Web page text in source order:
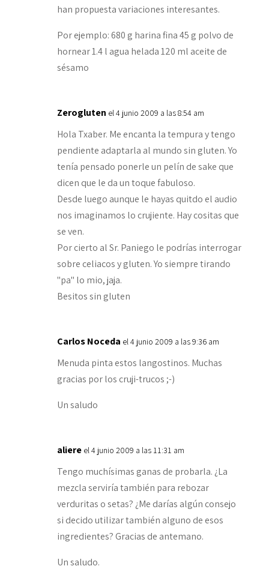
han propuesta variaciones interesantes.
Por ejemplo: 680 g harina fina 45 g polvo de
hornear 1.4 l agua helada 120 ml aceite de
sésamo
Zerogluten el 4 junio 2009 a las 8:54 am
Hola Txaber. Me encanta la tempura y tengo
pendiente adaptarla al mundo sin gluten. Yo
tenía pensado ponerle un pelín de sake que
dicen que le da un toque fabuloso.
Desde luego aunque le hayas quitdo el audio
nos imaginamos lo crujiente. Hay cositas que
se ven.
Por cierto al Sr. Paniego le podrías interrogar
sobre celiacos y gluten. Yo siempre tirando
"pa" lo mio, jaja.
Besitos sin gluten
Carlos Noceda el 4 junio 2009 a las 9:36 am
Menuda pinta estos langostinos. Muchas
gracias por los cruji-trucos ;-)
Un saludo
aliere el 4 junio 2009 a las 11:31 am
Tengo muchísimas ganas de probarla. ¿La
mezcla serviría también para rebozar
verduritas o setas? ¿Me darías algún consejo
si decido utilizar también alguno de esos
ingredientes? Gracias de antemano.
Un saludo.